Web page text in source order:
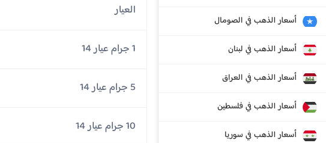
أسعار الذهب في الصومال
أسعار الذهب في لبنان
أسعار الذهب في العراق
أسعار الذهب في فلسطين
أسعار الذهب في سوريا
العيار
1 جرام عيار 14
5 جرام عيار 14
10 جرام عيار 14